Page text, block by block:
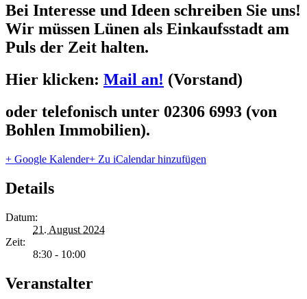
Bei Interesse und Ideen schreiben Sie uns!
Wir müssen Lünen als Einkaufsstadt am
Puls der Zeit halten.
Hier klicken: Mail an! (Vorstand)
oder telefonisch unter 02306 6993 (von
Bohlen Immobilien).
+ Google Kalender+ Zu iCalendar hinzufügen
Details
Datum:
21. August 2024
Zeit:
8:30 - 10:00
Veranstalter